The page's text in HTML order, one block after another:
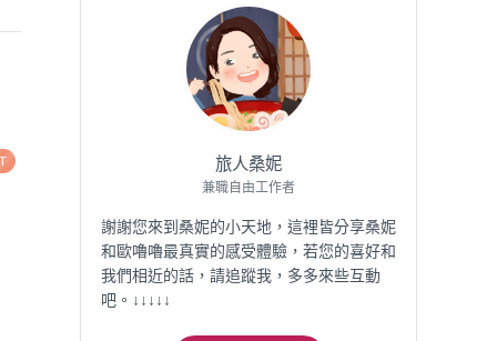
旅人桑妮
兼職自由工作者
謝謝您來到桑妮的小天地，這裡皆分享桑妮
和歐嚕嚕最真實的感受體驗，若您的喜好和
我們相近的話，請追蹤我，多多來些互動
吧。↓↓↓↓↓